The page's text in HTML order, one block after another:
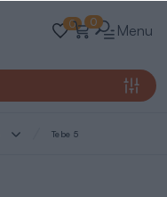
0 0 Menu
Tebe 5